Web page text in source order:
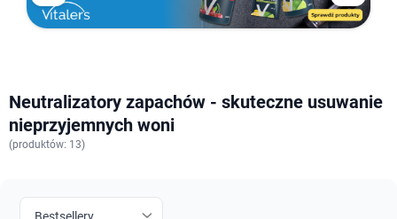
Neutralizatory zapachów - skuteczne usuwanie
nieprzyjemnych woni
(produktów: 13)